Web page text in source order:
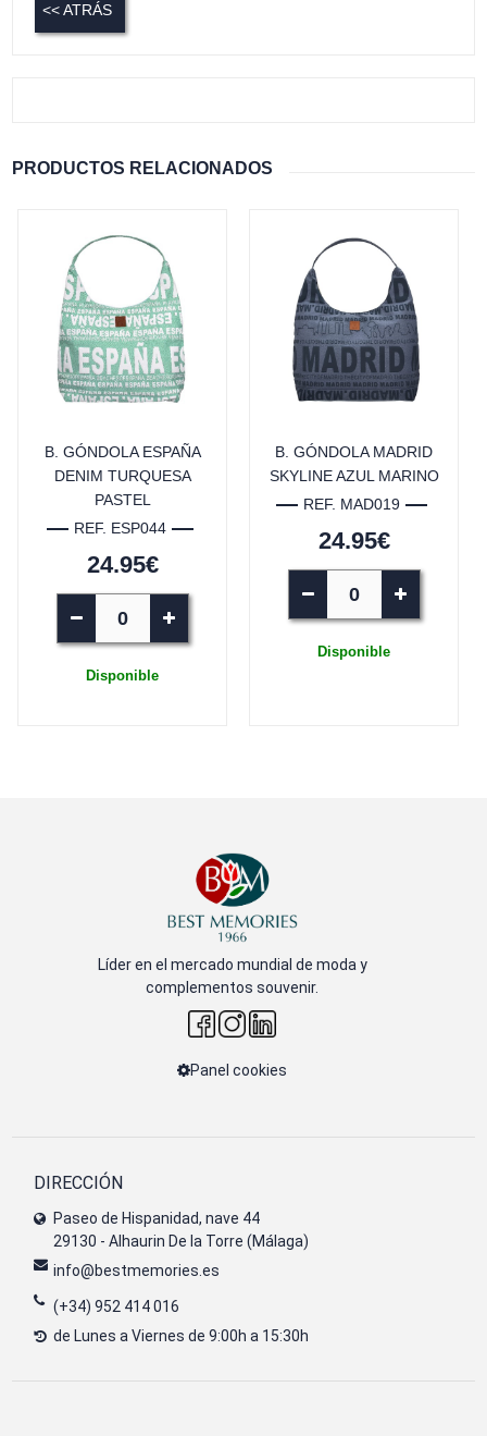
<< ATRÁS
PRODUCTOS RELACIONADOS
B. GÓNDOLA ESPAÑA
DENIM TURQUESA
PASTEL
REF. ESP044
24.95€
Disponible
B. GÓNDOLA MADRID
SKYLINE AZUL MARINO
REF. MAD019
24.95€
Disponible
Líder en el mercado mundial de moda y
complementos souvenir.
Panel cookies
DIRECCIÓN
Paseo de Hispanidad, nave 44
29130 - Alhaurin De la Torre (Málaga)
info@bestmemories.es
(+34) 952 414 016
de Lunes a Viernes de 9:00h a 15:30h